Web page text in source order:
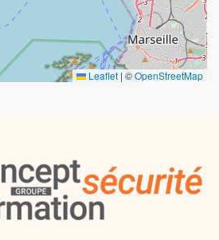
Leaflet | ©OpenStreetMap